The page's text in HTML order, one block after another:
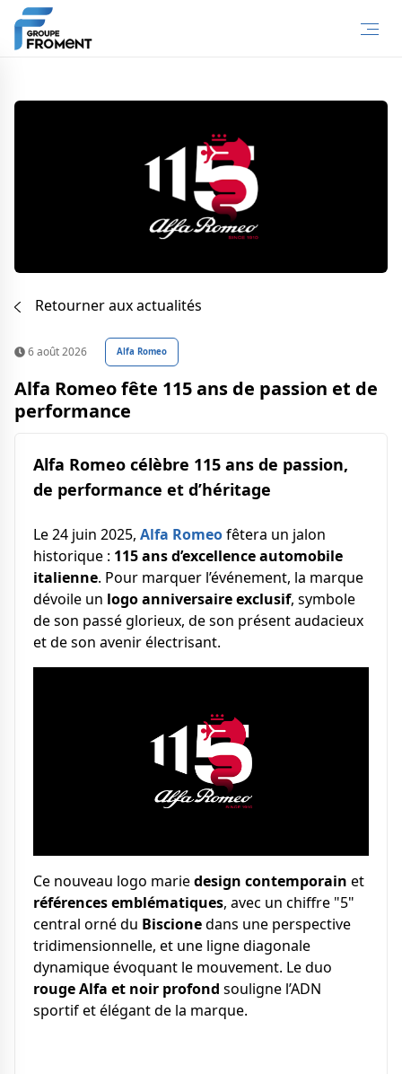
Retourner aux actualités
6 août 2026 Alfa Romeo
Alfa Romeo fête 115 ans de passion et de
performance
Alfa Romeo célèbre 115 ans de passion,
de performance et d’héritage
Le 24 juin 2025, Alfa Romeofêtera un jalon
historique : 115 ans d’excellence automobile
italienne. Pour marquer l’événement, la marque
dévoile un logo anniversaire exclusif, symbole
de son passé glorieux, de son présent audacieux
et de son avenir électrisant.
Ce nouveau logo mariedesign contemporain et
références emblématiques, avec un chiffre "5"
central orné du Biscionedans une perspective
tridimensionnelle, et une ligne diagonale
dynamique évoquant le mouvement. Le duo
rouge Alfa et noir profond souligne l’ADN
sportif et élégant de la marque.